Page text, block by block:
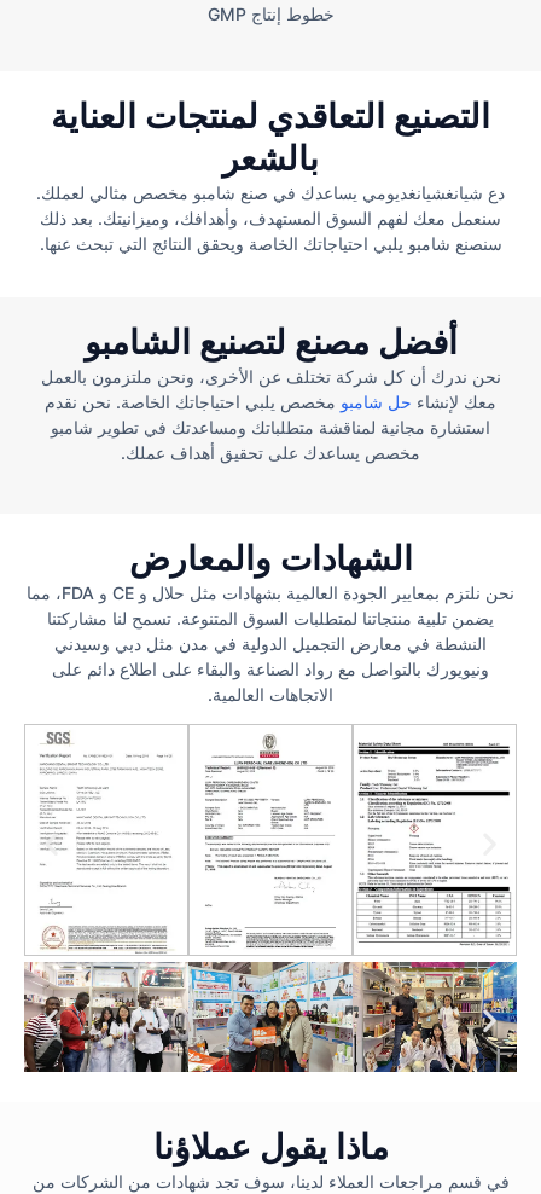
خطوط إنتاج GMP
التصنيع التعاقدي لمنتجات العناية
بالشعر
دع شيانغشيانغديومي يساعدك في صنع شامبو مخصص مثالي لعملك.
سنعمل معك لفهم السوق المستهدف، وأهدافك، وميزانيتك. بعد ذلك
سنصنع شامبو يلبي احتياجاتك الخاصة ويحقق النتائج التي تبحث عنها.
أفضل مصنع لتصنيع الشامبو
نحن ندرك أن كل شركة تختلف عن الأخرى، ونحن ملتزمون بالعمل
معك لإنشاءحل شامبومخصص يلبي احتياجاتك الخاصة. نحن نقدم
استشارة مجانية لمناقشة متطلباتك ومساعدتك في تطوير شامبو
مخصص يساعدك على تحقيق أهداف عملك.
الشهادات والمعارض
نحن نلتزم بمعايير الجودة العالمية بشهادات مثل حلال و CE و FDA، مما
يضمن تلبية منتجاتنا لمتطلبات السوق المتنوعة. تسمح لنا مشاركتنا
النشطة في معارض التجميل الدولية في مدن مثل دبي وسيدني
ونيويورك بالتواصل مع رواد الصناعة والبقاء على اطلاع دائم على
الاتجاهات العالمية.
ماذا يقول عملاؤنا
في قسم مراجعات العملاء لدينا، سوف تجد شهادات من الشركات من